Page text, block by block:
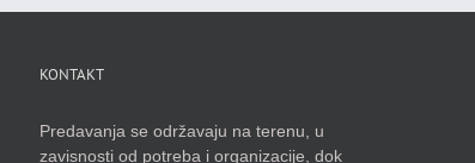
KONTAKT
Predavanja se održavaju na terenu, u
zavisnosti od potreba i organizacije, dok